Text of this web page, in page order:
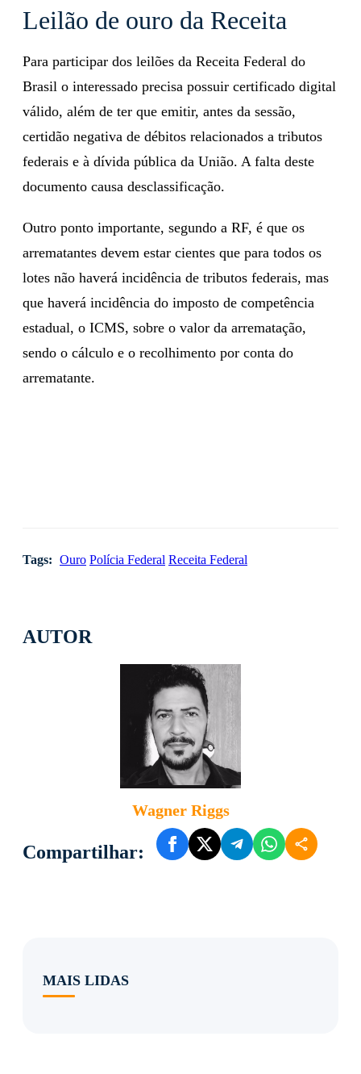
Wagner Riggs
Leilão de ouro da Receita
Para participar dos leilões da Receita Federal do
Brasil o interessado precisa possuir certificado digital
válido, além de ter que emitir, antes da sessão,
certidão negativa de débitos relacionados a tributos
federais e à dívida pública da União. A falta deste
documento causa desclassificação.
Outro ponto importante, segundo a RF, é que os
arrematantes devem estar cientes que para todos os
lotes não haverá incidência de tributos federais, mas
que haverá incidência do imposto de competência
estadual, o ICMS, sobre o valor da arrematação,
sendo o cálculo e o recolhimento por conta do